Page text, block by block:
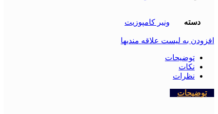
دسته ونیر کامپوزیت
افزودن به لیست علاقه مندیها
توضیحات
نکات
نظرات
توضیحات